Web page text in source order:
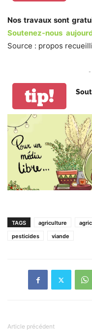
Nos travaux sont
Soutenez-nous
Source : propos
-
tip!
TAGS agriculture
pesticides
viande
Article précédent